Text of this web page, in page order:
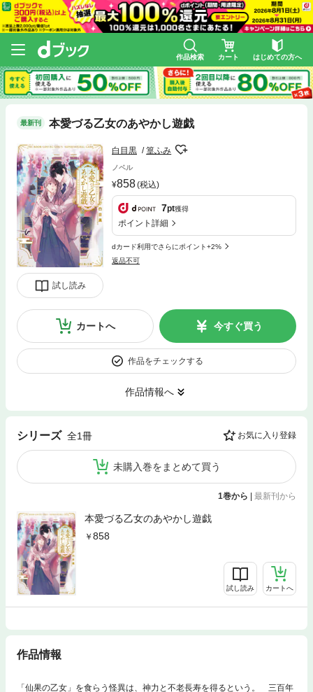
作品検索 カート はじめての方へ
最新刊 本愛づる乙女のあやかし遊戯
試し読み
白目黒 篁ふみ
ノベル
858(税込)
7pt獲得
ポイント詳細
dカード利用でさらにポイント+2%
返品不可
カートへ 今すぐ買う
作品をチェックする
作品情報へ
シリーズ 全1冊 お気に入り登録
未購入巻をまとめて買う
1巻から | 最新刊から
本愛づる乙女のあやかし遊戯
858
試し読み カートへ
作品情報
「仙果の乙女」を食らう怪異は、神力と不老長寿を得るという。 三百年